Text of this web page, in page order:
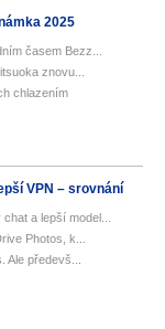
2025
časem Bezz...
znovu...
chlazením
VPN – srovnání
a lepší model...
Photos, k...
předevš...